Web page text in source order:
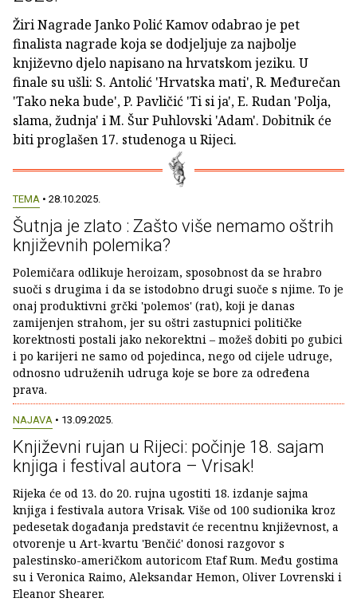
Žiri Nagrade Janko Polić Kamov odabrao je pet
finalista nagrade koja se dodjeljuje za najbolje
književno djelo napisano na hrvatskom jeziku. U
finale su ušli: S. Antolić 'Hrvatska mati', R. Međurečan
'Tako neka bude', P. Pavličić 'Ti si ja', E. Rudan 'Polja,
slama, žudnja' i M. Šur Puhlovski 'Adam'. Dobitnik će
biti proglašen 17. studenoga u Rijeci.
TEMA • 28.10.2025.
Šutnja je zlato : Zašto više nemamo oštrih
književnih polemika?
Polemičara odlikuje heroizam, sposobnost da se hrabro
suoči s drugima i da se istodobno drugi suoče s njime. To je
onaj produktivni grčki 'polemos' (rat), koji je danas
zamijenjen strahom, jer su oštri zastupnici političke
korektnosti postali jako nekorektni – možeš dobiti po gubici
i po karijeri ne samo od pojedinca, nego od cijele udruge,
odnosno udruženih udruga koje se bore za određena
prava.
NAJAVA • 13.09.2025.
Književni rujan u Rijeci: počinje 18. sajam
knjiga i festival autora – Vrisak!
Rijeka će od 13. do 20. rujna ugostiti 18. izdanje sajma
knjiga i festivala autora Vrisak. Više od 100 sudionika kroz
pedesetak događanja predstavit će recentnu književnost, a
otvorenje u Art-kvartu 'Benčić' donosi razgovor s
palestinsko-američkom autoricom Etaf Rum. Među gostima
su i Veronica Raimo, Aleksandar Hemon, Oliver Lovrenski i
Eleanor Shearer.